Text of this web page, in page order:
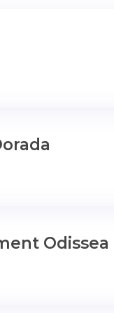
Odissea